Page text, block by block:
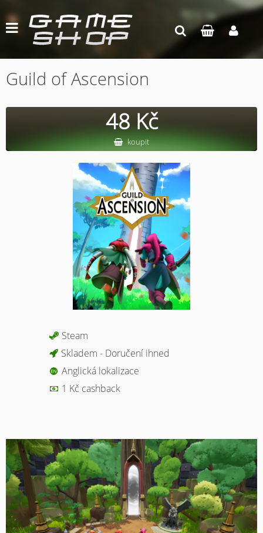
Guild of Ascension
48 Kč
koupit
Steam
Skladem - Doručení ihned
Anglická lokalizace
1 Kč cashback